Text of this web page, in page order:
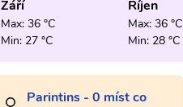
Září
Max: 36 °C
Min: 27 °C
Říjen
Max: 36 °C
Min: 28 °C
Parintins - 0 míst co